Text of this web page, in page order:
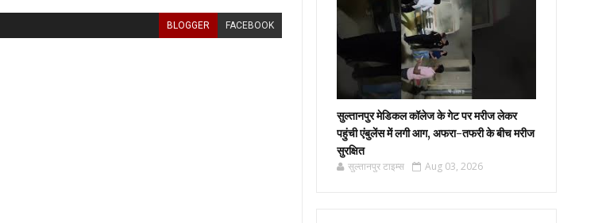
BLOGGER FACEBOOK
सुल्तानपुर मेडिकल कॉलेज के गेट पर मरीज लेकर
पहुंची एंबुलेंस में लगी आग, अफरा-तफरी के बीच मरीज
सुरक्षित
सुल्तानपुर टाइम्स Aug 03, 2026